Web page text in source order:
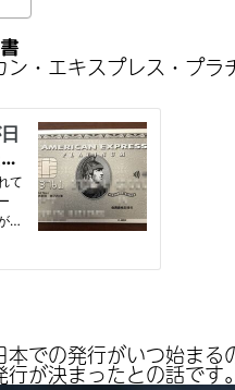
・エキスプレス・プラ
での発行がいつ始ま
が決まったとの話です